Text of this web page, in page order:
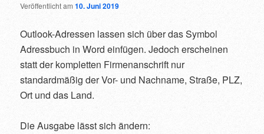
Veröffentlicht am10. Juni 2019
Outlook-Adressen lassen sich über das Symbol
Adressbuch in Word einfügen. Jedoch erscheinen
statt der kompletten Firmenanschrift nur
standardmäßig der Vor- und Nachname, Straße, PLZ,
Ort und das Land.
Die Ausgabe lässt sich ändern: